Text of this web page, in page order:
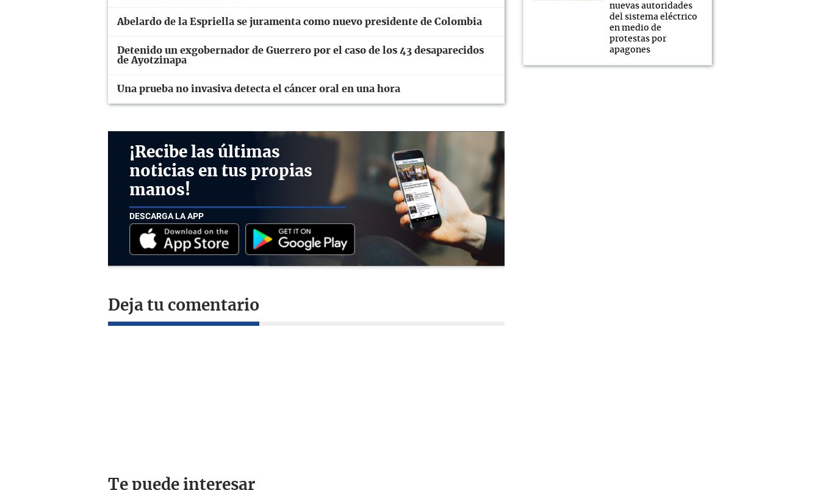
Abelardo de la Espriella se juramenta como nuevo presidente de Colombia
Detenido un exgobernador de Guerrero por el caso de los 43 desaparecidos
de Ayotzinapa
Una prueba no invasiva detecta el cáncer oral en una hora
¡Recibe las últimas
noticias en tus propias
manos!
DESCARGA LA APP
Deja tu comentario
nuevas autoridades
del sistema eléctrico
en medio de
protestas por
apagones
Te puede interesar